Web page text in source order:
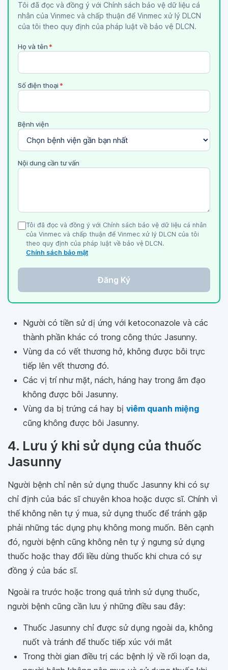
Tôi đã đọc và đồng ý với Chính sách bảo vệ dữ liệu cá
nhân của Vinmec và chấp thuận để Vinmec xử lý DLCN
của tôi theo quy định của pháp luật về bảo vệ DLCN.
Họ và tên*
Số điện thoại*
Bệnh viện
Nội dung cần tư vấn
Tôi đã đọc và đồng ý với Chính sách bảo vệ dữ liệu cá nhân
của Vinmec và chấp thuận để Vinmec xử lý DLCN của tôi
theo quy định của pháp luật về bảo vệ DLCN.
Chính sách bảo mật
Đăng Ký
Người có tiền sử dị ứng với ketoconazole và các
thành phần khác có trong công thức Jasunny.
Vùng da có vết thương hở, không được bôi trực
tiếp lên vết thương đó.
Các vị trí như mặt, nách, háng hay trong âm đạo
không được bôi Jasunny.
Vùng da bị trứng cá hay bị viêm quanh miệng
cũng không được bôi Jasunny.
4. Lưu ý khi sử dụng của thuốc
Jasunny
Người bệnh chỉ nên sử dụng thuốc Jasunny khi có sự
chỉ định của bác sĩ chuyên khoa hoặc dược sĩ. Chính vì
thế không nên tự ý mua, sử dụng thuốc để tránh gặp
phải những tác dụng phụ không mong muốn. Bên cạnh
đó, người bệnh cũng không nên tự ý ngưng sử dụng
thuốc hoặc thay đổi liều dùng thuốc khi chưa có sự
đồng ý của bác sĩ.
Ngoài ra trước hoặc trong quá trình sử dụng thuốc,
người bệnh cũng cần lưu ý những điều sau đây:
Thuốc Jasunny chỉ được sử dụng ngoài da, không
nuốt và tránh để thuốc tiếp xúc với mắt
Trong thời gian điều trị các bệnh lý về rối loạn da,